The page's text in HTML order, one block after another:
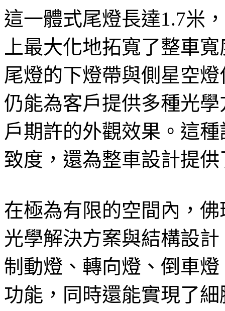
這一體式尾燈長達1.7米
上最大化地拓寬了整車
尾燈的下燈帶與側星空
仍能為客戶提供多種光
戶期許的外觀效果。這
致度，還為整車設計提
在極為有限的空間內，
光學解決方案與結構設
制動燈、轉向燈、倒車
功能，同時還能實現了